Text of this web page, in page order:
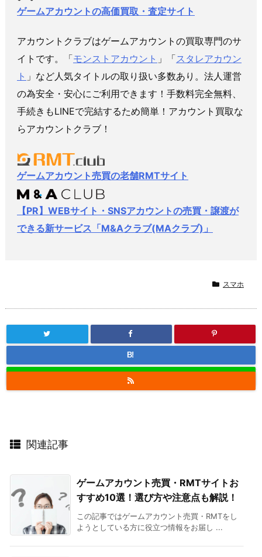
ゲームアカウントの高価買取・査定サイト
アカウントクラブはゲームアカウントの買取専門のサ
イトです。「モンストアカウント 」「スタレアカウン
ト 」など人気タイトルの取り扱い多数あり。法人運営
の為安全・安心にご利用できます！手数料完全無料、
手続きもLINEで完結するため簡単！アカウント買取な
らアカウントクラブ！
ゲームアカウント売買の老舗RMTサイト
【PR】WEBサイト・SNSアカウントの売買・譲渡が
できる新サービス「M&Aクラブ(MAクラブ)」
スマホ
B!
関連記事
ゲームアカウント売買・RMTサイトお
すすめ10選！選び方や注意点も解説！
この記事ではゲームアカウント売買・RMTをし
ようとしている方に役立つ情報をお届し ...